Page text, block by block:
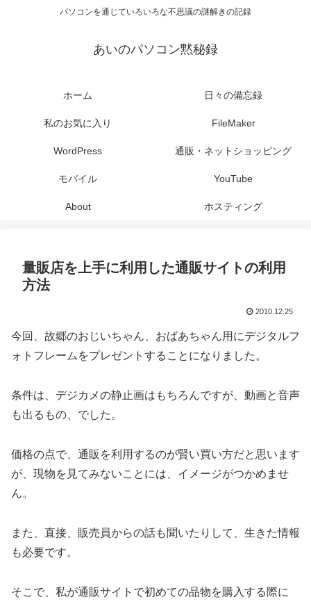
パソコンを通じていろいろな不思議の謎解きの記録
あいのパソコン黙秘録
ホーム 日々の備忘録
私のお気に入り FileMaker
WordPress 通販・ネットショッピング
モバイル YouTube
About ホスティング
量販店を上手に利用した通販サイトの利用
方法
2010.12.25
今回、故郷のおじいちゃん、おばあちゃん用にデジタルフ
ォトフレームをプレゼントすることになりました。
条件は、デジカメの静止画はもちろんですが、動画と音声
も出るもの、でした。
価格の点で、通販を利用するのが賢い買い方だと思います
が、現物を見てみないことには、イメージがつかめませ
ん。
また、直接、販売員からの話も聞いたりして、生きた情報
も必要です。
そこで、私が通販サイトで初めての品物を購入する際に